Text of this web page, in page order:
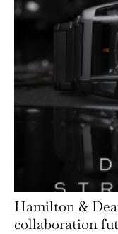
Hamilton &
collaboration